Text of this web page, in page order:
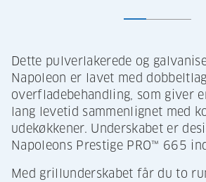
Dette pulverlakerede og
Napoleon er lavet med
overfladebehandling, som giver
lang levetid sammenlignet med
udekøkkener. Underskabet er
Napoleons Prestige PRO™ 665
Med grillunderskabet får du to